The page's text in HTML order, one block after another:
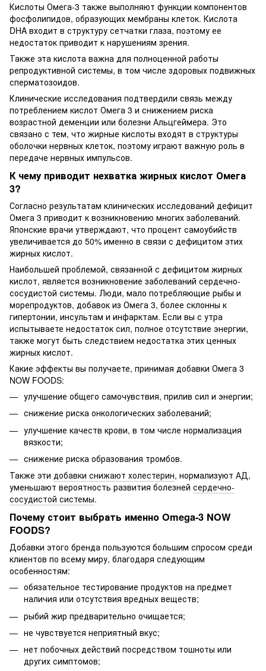
Кислоты Омега-3 также выполняют функции компонентов
фосфолипидов, образующих мембраны клеток. Кислота
DHA входит в структуру сетчатки глаза, поэтому ее
недостаток приводит к нарушениям зрения.
Также эта кислота важна для полноценной работы
репродуктивной системы, в том числе здоровых подвижных
сперматозоидов.
Клинические исследования подтвердили связь между
потреблением кислот Омега 3 и снижением риска
возрастной деменции или болезни Альцгеймера. Это
связано с тем, что жирные кислоты входят в структуры
оболочки нервных клеток, поэтому играют важную роль в
передаче нервных импульсов.
К чему приводит нехватка жирных кислот Омега
3?
Согласно результатам клинических исследований дефицит
Омега 3 приводит к возникновению многих заболеваний.
Японские врачи утверждают, что процент самоубийств
увеличивается до 50% именно в связи с дефицитом этих
жирных кислот.
Наибольшей проблемой, связанной с дефицитом жирных
кислот, является возникновение заболеваний сердечно-
сосудистой системы. Люди, мало потребляющие рыбы и
морепродуктов, добавок из Омега 3, более склонны к
гипертонии, инсультам и инфарктам. Если вы с утра
испытываете недостаток сил, полное отсутствие энергии,
также могут быть следствием недостатка этих ценных
жирных кислот.
Какие эффекты вы получаете, принимая добавки Омега 3
NOW FOODS:
улучшение общего самочувствия, прилив сил и энергии;
снижение риска онкологических заболеваний;
улучшение качеств крови, в том числе нормализация
вязкости;
снижение риска образования тромбов.
Также эти добавки снижают холестерин, нормализуют АД,
уменьшают вероятность развития болезней сердечно-
сосудистой системы.
Почему стоит выбрать именно Omega-3 NOW
FOODS?
Добавки этого бренда пользуются большим спросом среди
клиентов по всему миру, благодаря следующим
особенностям:
обязательное тестирование продуктов на предмет
наличия или отсутствия вредных веществ;
рыбий жир предварительно очищается;
не чувствуется неприятный вкус;
нет побочных действий посредством тошноты или
других симптомов;